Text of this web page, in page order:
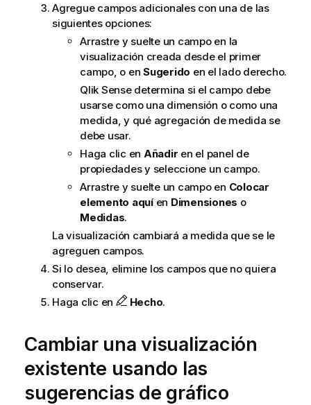
Agregue campos adicionales con una de las
siguientes opciones:
Arrastre y suelte un campo en la
visualización creada desde el primer
campo, o en Sugerido en el lado derecho.
Qlik Sensedetermina si el campo debe
usarse como una dimensión o como una
medida, y qué agregación de medida se
debe usar.
Haga clic en Añadir en el panel de
propiedades y seleccione un campo.
Arrastre y suelte un campo en Colocar
elemento aquíen Dimensiones o
Medidas.
La visualización cambiará a medida que se le
agreguen campos.
Si lo desea, elimine los campos que no quiera
conservar.
Haga clic en
Hecho.
Cambiar una visualización
existente usando las
sugerencias de gráfico